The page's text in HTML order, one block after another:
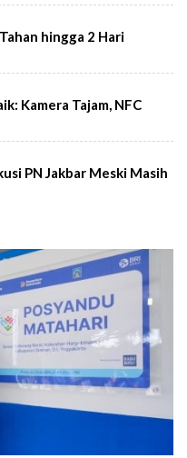
hingga 2 Hari
Kamera Tajam, NFC
PN Jakbar Meski Masih